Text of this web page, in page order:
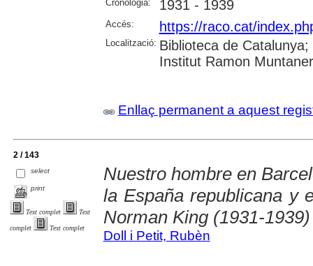
Cronologia:
1931 - 1939
Accés: https://raco.cat/
Localització: Biblioteca de
Institut Ramon
Enllaç permanent a aquest
2 / 143
select
print
Text complet Text
complet Text complet
Nuestro hombre en
la España republicana y
Norman King (1931-1939)
Doll i Petit, Rubèn